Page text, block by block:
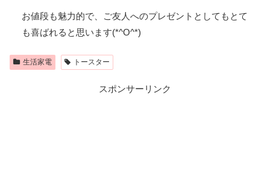
お値段も魅力的で、ご友人へのプレゼントとしてもとて
も喜ばれると思います(*^O^*)
生活家電 トースター
スポンサーリンク